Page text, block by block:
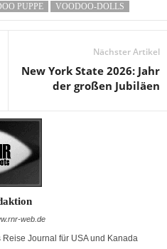
PUPPE VOODOO-DOLLS
Nächster Artikel
New York State 2026: Jahr
der großen Jubiläen
web.de
Journal für USA und Kanada